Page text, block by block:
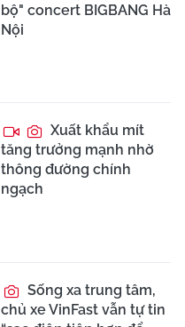
bộ" concert BIGBANG Hà
Nội
Xuất khẩu mít
tăng trưởng mạnh nhờ
thông đường chính
ngạch
Sống xa trung tâm,
chủ xe VinFast vẫn tự tin